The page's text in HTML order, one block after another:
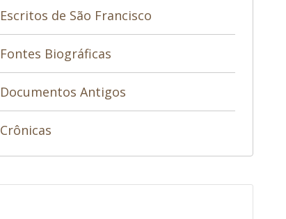
Escritos de São Francisco
Fontes Biográficas
Documentos Antigos
Crônicas